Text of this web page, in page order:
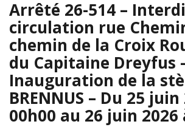
Arrêté 26-514 –
circulation rue
chemin de la Croix
du Capitaine Dreyfus
Inauguration de la
BRENNUS – Du 25 juin
00h00 au 26 juin 2026